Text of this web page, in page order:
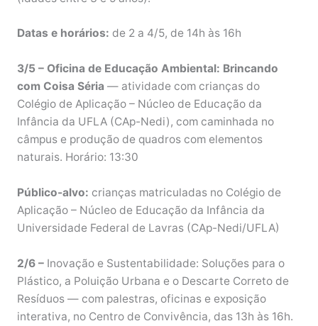
Datas e horários: de 2 a 4/5, de 14h às 16h
3/5 – Oficina de Educação Ambiental: Brincando
com Coisa Séria — atividade com crianças do
Colégio de Aplicação – Núcleo de Educação da
Infância da UFLA (CAp-Nedi), com caminhada no
câmpus e produção de quadros com elementos
naturais. Horário: 13:30
Público-alvo: crianças matriculadas no Colégio de
Aplicação – Núcleo de Educação da Infância da
Universidade Federal de Lavras (CAp-Nedi/UFLA)
2/6 –Inovação e Sustentabilidade: Soluções para o
Plástico, a Poluição Urbana e o Descarte Correto de
Resíduos — com palestras, oficinas e exposição
interativa, no Centro de Convivência, das 13h às 16h.